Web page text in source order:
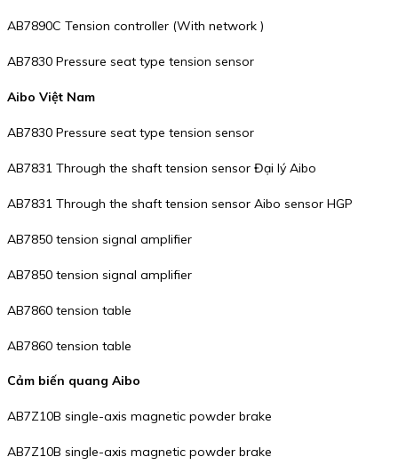
AB7890C Tension controller (With network )
AB7830 Pressure seat type tension sensor
Aibo Việt Nam
AB7830 Pressure seat type tension sensor
AB7831 Through the shaft tension sensor Đại lý Aibo
AB7831 Through the shaft tension sensor Aibo sensor HGP
AB7850 tension signal amplifier
AB7850 tension signal amplifier
AB7860 tension table
AB7860 tension table
Cảm biến quang Aibo
AB7Z10B single-axis magnetic powder brake
AB7Z10B single-axis magnetic powder brake